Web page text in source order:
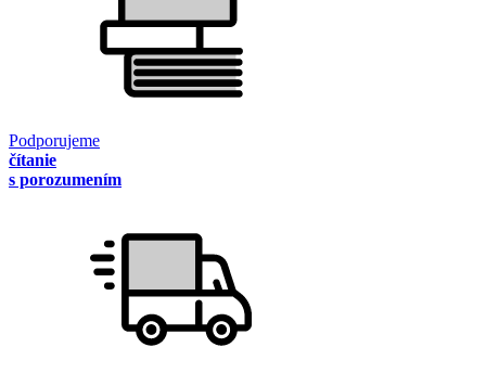
Podporujeme
čítanie
s porozumením